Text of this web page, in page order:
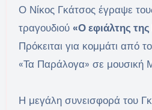
Ο Νίκος Γκάτσος έγραψε τους στίχους του
τραγουδιού «Ο εφιάλτης
Πρόκειται για κομμάτι από
«Τα Παράλογα» σε μουσική
Η μεγάλη συνεισφορά του